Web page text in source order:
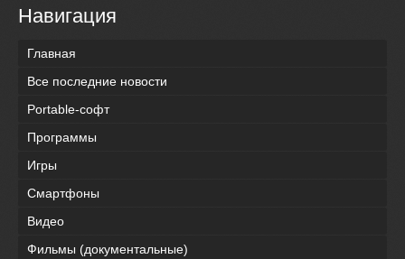
Навигация
Главная
Все последние новости
Portable-софт
Программы
Игры
Смартфоны
Видео
Фильмы (документальные)